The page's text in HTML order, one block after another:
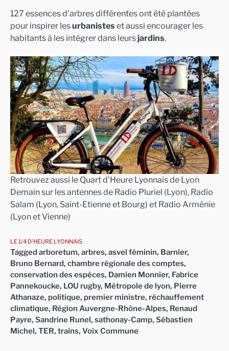
127 essences d’arbres différentes ont été plantées
pour inspirer lesurbanistes et aussi encourager les
habitants à les intégrer dans leursjardins.
Retrouvez aussi le Quart d’Heure Lyonnais de Lyon
Demain sur les antennes de Radio Pluriel (Lyon), Radio
Salam (Lyon, Saint-Etienne et Bourg) et Radio Arménie
(Lyon et Vienne)
LE 1/4 D'HEURE LYONNAIS
Tagged arboretum, arbres, asvel féminin, Barnier,
Bruno Bernard, chambre régionale des comptes,
conservation des espèces, Damien Monnier, Fabrice
Pannekoucke, LOU rugby, Métropole de lyon, Pierre
Athanaze, politique, premier ministre, réchauffement
climatique, Région Auvergne-Rhône-Alpes, Renaud
Payre, Sandrine Runel, sathonay-Camp, Sébastien
Michel, TER, trains, Voix Commune